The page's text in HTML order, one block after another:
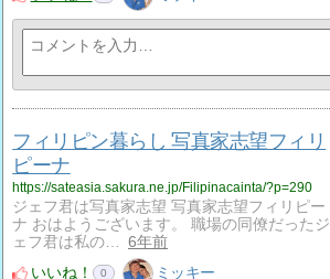
フィリピン暮らし 写真家志望フィリ
ピーナ
https://sateasia.sakura.ne.jp/Filipinacainta/?p=290
ジェフ君は写真家志望 写真家志望フィリピー
ナ おはようございます。 職場の同僚だったジ
ェフ君は私の…
6年前
いいね！
0 ミッキー